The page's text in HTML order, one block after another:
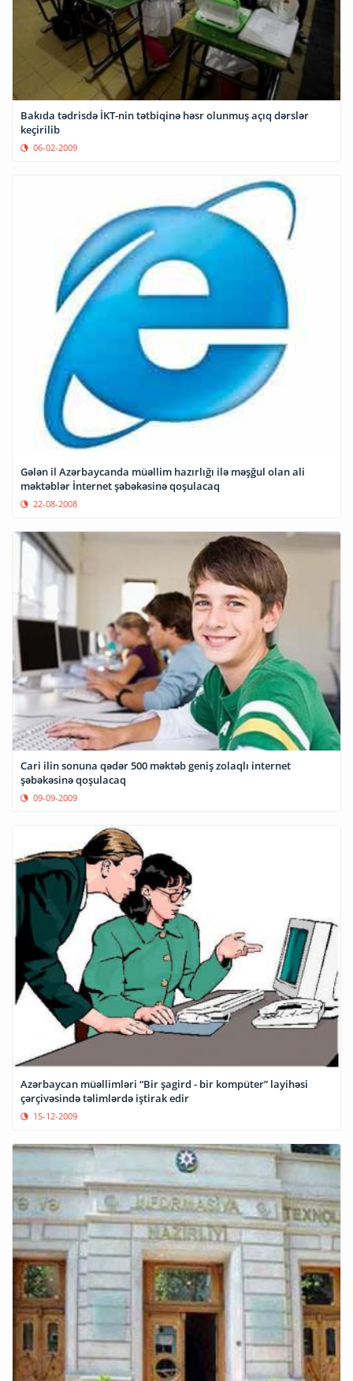
Bakıda tədrisdə İKT-nin tətbiqinə həsr olunmuş açıq dərslər
keçirilib
06-02-2009
Gələn il Azərbaycanda müəllim hazırlığı ilə məşğul olan ali
məktəblər İnternet şəbəkəsinə qoşulacaq
22-08-2008
Cari ilin sonuna qədər 500 məktəb geniş zolaqlı internet
şəbəkəsinə qoşulacaq
09-09-2009
Azərbaycan müəllimləri “Bir şagird - bir kompüter” layihəsi
çərçivəsində təlimlərdə iştirak edir
15-12-2009